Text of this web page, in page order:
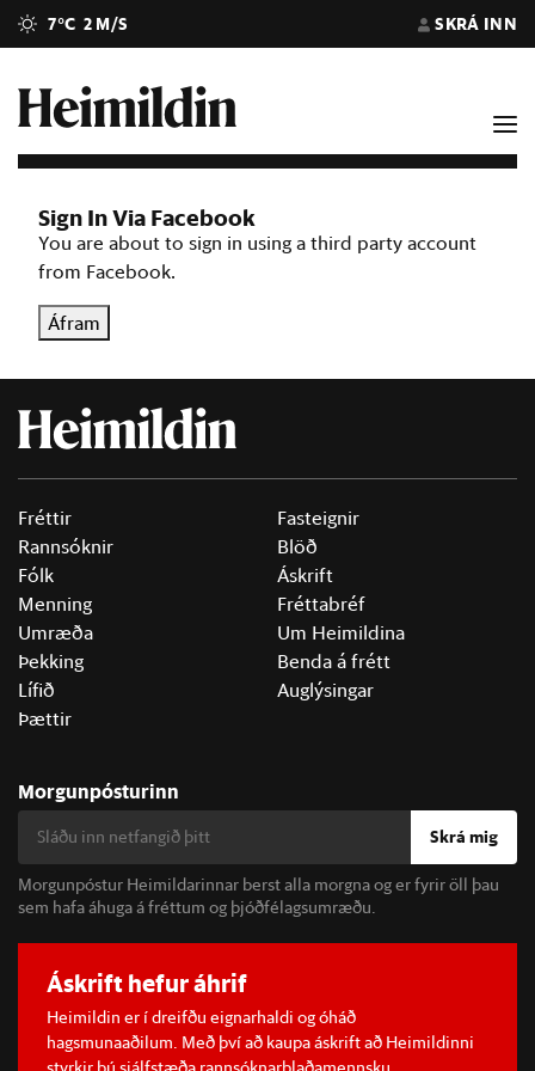
7°C 2 M/S SKRÁ INN
Sign In Via Facebook
You are about to sign in using a third party account
from Facebook.
Áfram
Fréttir
Rannsóknir
Fólk
Menning
Umræða
Þekking
Lífið
Þættir
Fasteignir
Blöð
Áskrift
Fréttabréf
Um Heimildina
Benda á frétt
Auglýsingar
Morgunpósturinn
Skrá mig
Morgunpóstur Heimildarinnar berst alla morgna og er fyrir öll þau
sem hafa áhuga á fréttum og þjóðfélagsumræðu.
Áskrift hefur áhrif
Heimildin er í dreifðu eignarhaldi og óháð
hagsmunaaðilum. Með því að kaupa áskrift að Heimildinni